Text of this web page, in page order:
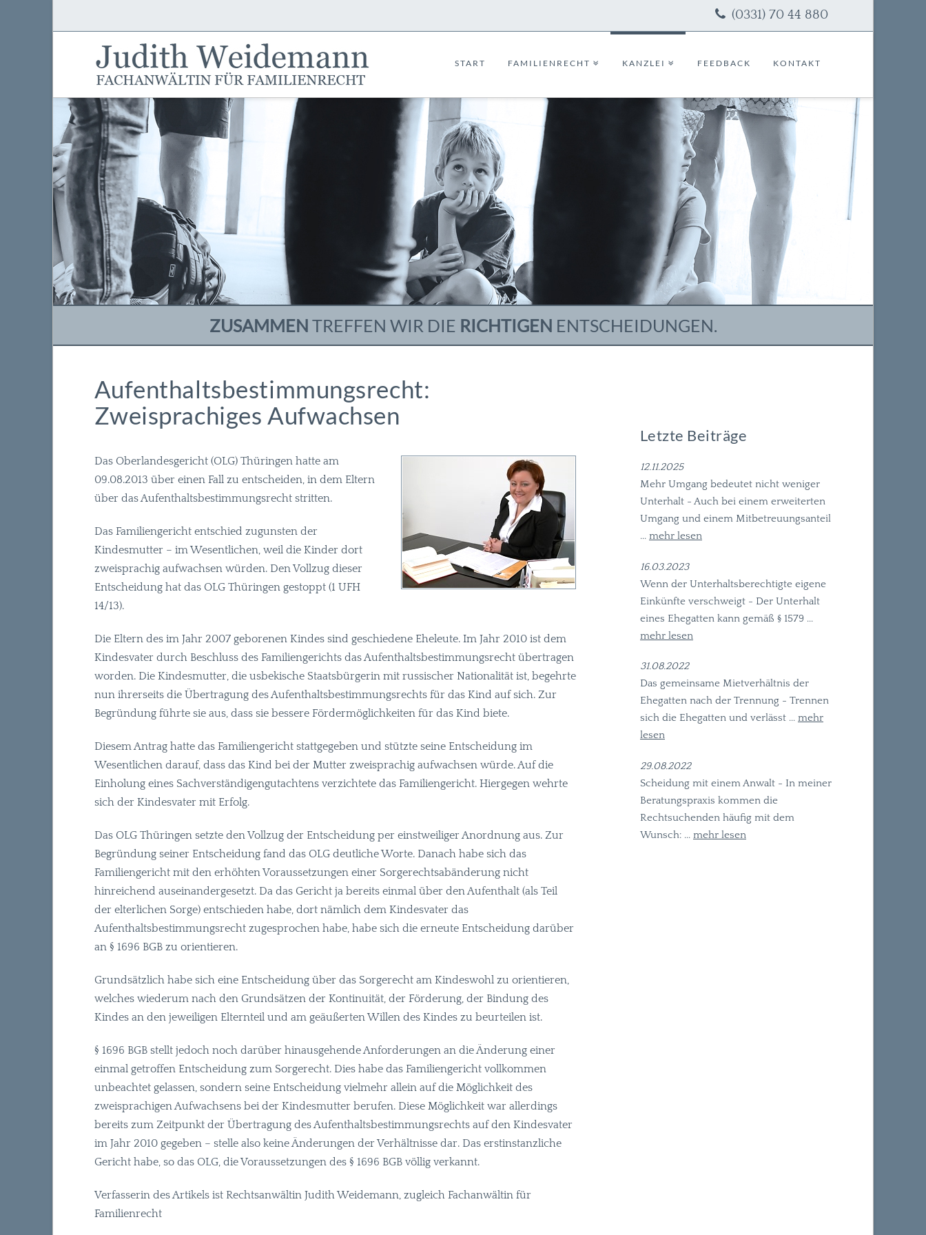
(0331) 70 44 880
START FAMILIENRECHT KANZLEI FEEDBACK KONTAKT
ZUSAMMEN TREFFEN WIR DIE RICHTIGEN ENTSCHEIDUNGEN.
Aufenthaltsbestimmungsrecht:
Zweisprachiges Aufwachsen
Das Oberlandesgericht (OLG) Thüringen hatte am
09.08.2013 über einen Fall zu entscheiden, in dem Eltern
über das Aufenthaltsbestimmungsrecht stritten.
Das Familiengericht entschied zugunsten der
Kindesmutter – im Wesentlichen, weil die Kinder dort
zweisprachig aufwachsen würden. Den Vollzug dieser
Entscheidung hat das OLGThüringen gestoppt (1 UFH
14/13).
Die Eltern des im Jahr 2007 geborenen Kindes sind geschiedene Eheleute. Im Jahr 2010 ist dem
Kindesvater durch Beschluss des Familiengerichts das Aufenthaltsbestimmungsrecht übertragen
worden. Die Kindesmutter, die usbekische Staatsbürgerin mit russischer Nationalität ist, begehrte
nun ihrerseits die Übertragung des Aufenthaltsbestimmungsrechts für das Kind auf sich. Zur
Begründung führte sie aus, dass sie bessere Fördermöglichkeiten für das Kind biete.
Diesem Antrag hatte das Familiengericht stattgegeben und stützte seine Entscheidung im
Wesentlichen darauf, dass das Kind bei der Mutter zweisprachig aufwachsen würde. Auf die
Einholung eines Sachverständigengutachtens verzichtete das Familiengericht. Hiergegen wehrte
sich der Kindesvater mit Erfolg.
Das OLGThüringen setzte den Vollzug der Entscheidung per einstweiliger Anordnung aus. Zur
Begründung seiner Entscheidung fand das OLGdeutliche Worte. Danach habe sich das
Familiengericht mit den erhöhten Voraussetzungen einer Sorgerechtsabänderung nicht
hinreichend auseinandergesetzt. Da das Gericht ja bereits einmal über den Aufenthalt (als Teil
der elterlichen Sorge) entschieden habe, dort nämlich dem Kindesvater das
Aufenthaltsbestimmungsrecht zugesprochen habe, habe sich die erneute Entscheidung darüber
an § 1696 BGBzu orientieren.
Grundsätzlich habe sich eine Entscheidung über das Sorgerecht am Kindeswohl zu orientieren,
welches wiederum nach den Grundsätzen der Kontinuität, der Förderung, der Bindung des
Kindes an den jeweiligen Elternteil und am geäußerten Willen des Kindes zu beurteilen ist.
§ 1696 BGBstellt jedoch noch darüber hinausgehende Anforderungen an die Änderung einer
einmal getroffen Entscheidung zum Sorgerecht. Dies habe das Familiengericht vollkommen
unbeachtet gelassen, sondern seine Entscheidung vielmehr allein auf die Möglichkeit des
zweisprachigen Aufwachsens bei der Kindesmutter berufen. Diese Möglichkeit war allerdings
bereits zum Zeitpunkt der Übertragung des Aufenthaltsbestimmungsrechts auf den Kindesvater
im Jahr 2010 gegeben – stelle also keine Änderungen der Verhältnisse dar. Das erstinstanzliche
Gericht habe, so das OLG, die Voraussetzungen des § 1696 BGBvöllig verkannt.
Verfasserin des Artikels ist Rechtsanwältin Judith Weidemann, zugleich Fachanwältin für
Familienrecht
Letzte Beiträge
12.11.2025
Mehr Umgang bedeutet nicht weniger
Unterhalt - Auch bei einem erweiterten
Umgang und einem Mitbetreuungsanteil
... mehr lesen
16.03.2023
Wenn der Unterhaltsberechtigte eigene
Einkünfte verschweigt - Der Unterhalt
eines Ehegatten kann gemäß § 1579 ...
mehr lesen
31.08.2022
Das gemeinsame Mietverhältnis der
Ehegatten nach der Trennung - Trennen
sich die Ehegatten und verlässt ... mehr
lesen
29.08.2022
Scheidung mit einem Anwalt - In meiner
Beratungspraxis kommen die
Rechtsuchenden häufig mit dem
Wunsch: ... mehr lesen